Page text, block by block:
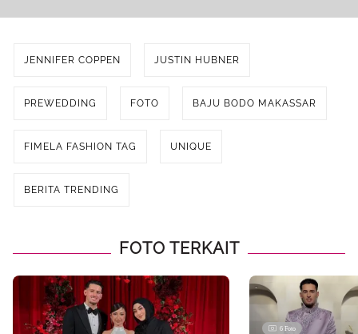
JENNIFER COPPEN JUSTIN HUBNER
PREWEDDING FOTO BAJU BODO MAKASSAR
FIMELA FASHION TAG UNIQUE
BERITA TRENDING
FOTO TERKAIT
6 Foto